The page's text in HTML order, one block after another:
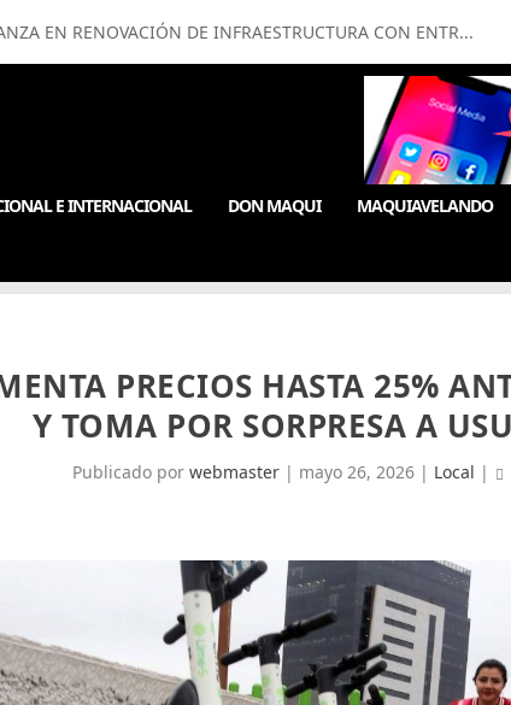
EN RENOVACIÓN DE INFRAESTRUCTURA CON ENTR...
E INTERNACIONAL DON MAQUI MAQUIAVELANDO
PRECIOS HASTA 25%
Y TOMA POR SORPRESA A
Publicado por webmaster| mayo 26, 2026| Local |